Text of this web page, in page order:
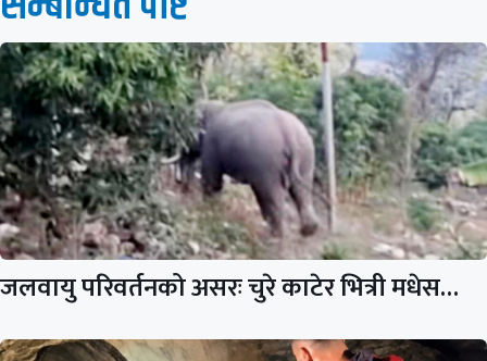
जलवायु परिवर्तनको असरः चुरे काटेर भित्री मधेस…